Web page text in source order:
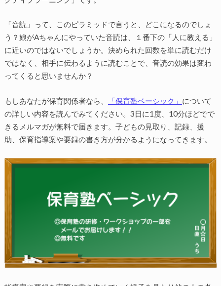
「音読」って、このピラミッドで言うと、どこになるのでしょ
う？娘がAちゃんにやっていた音読は、１番下の「人に教える」
に近いのではないでしょうか。決められた回数を単に読むだけ
ではなく、相手に伝わるように読むことで、音読の効果は変わ
ってくると思いませんか？
もしあなたが保育関係者なら、 「保育塾ベーシック」 について
の詳しい内容を読んでみてください。3日に1度、10分ほどでで
きるメルマガが無料で届きます。子どもの見取り、記録、援
助、保育指導案や要録の書き方が分かるようになってきます。